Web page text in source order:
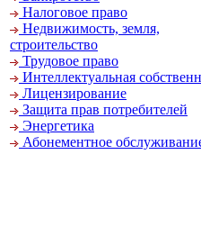
Налоговое право
Недвижимость, земля,
строительство
Трудовое право
Интеллектуальная
Лицензирование
Защита прав потребителей
Энергетика
Абонементное